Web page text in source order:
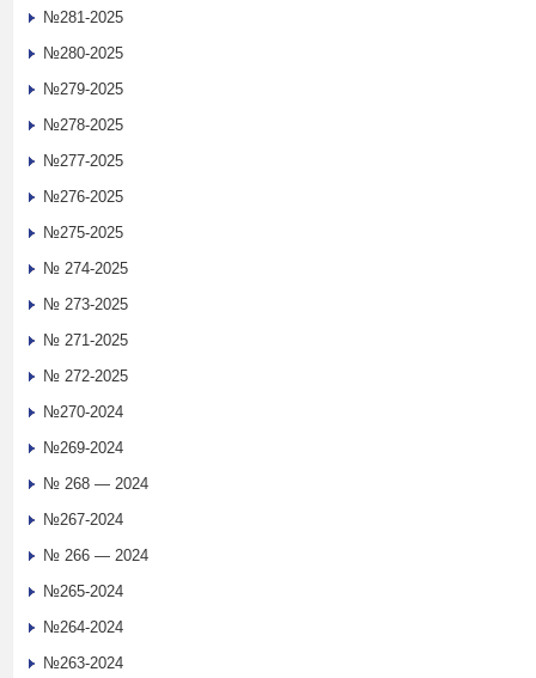
№281-2025
№280-2025
№279-2025
№278-2025
№277-2025
№276-2025
№275-2025
№ 274-2025
№ 273-2025
№ 271-2025
№ 272-2025
№270-2024
№269-2024
№ 268 — 2024
№267-2024
№ 266 — 2024
№265-2024
№264-2024
№263-2024